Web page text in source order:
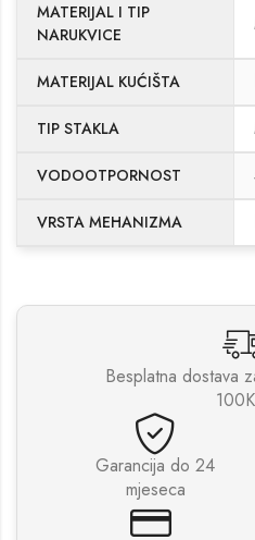
MATERIJAL I TIP
NARUKVICE
MATERIJAL KUĆIŠTA
TIP STAKLA
VODOOTPORNOST
VRSTA MEHANIZMA
Besplatna dostava
Garancija do 24
mjeseca